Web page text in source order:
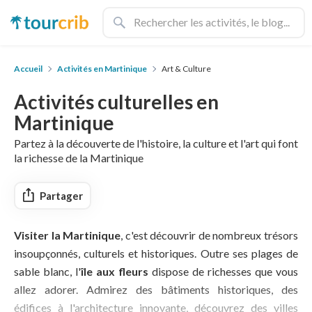
Accueil Activités en Martinique Art & Culture
Activités culturelles en
Martinique
Partez à la découverte de l'histoire, la culture et l'art qui font
la richesse de la Martinique
Partager
Visiter la Martinique, c'est découvrir de nombreux trésors
insoupçonnés, culturels et historiques. Outre ses plages de
sable blanc, l'île aux fleurs dispose de richesses que vous
allez adorer. Admirez des bâtiments historiques, des
édifices à l'architecture innovante, découvrez des villes